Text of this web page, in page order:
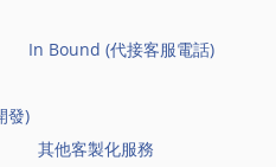
In Bound (代接客服電話)
發)
其他客製化服務